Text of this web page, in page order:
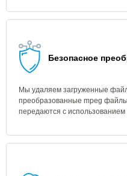
Безопасное
Мы удаляем загруженные
преобразованные mpeg
передаются с